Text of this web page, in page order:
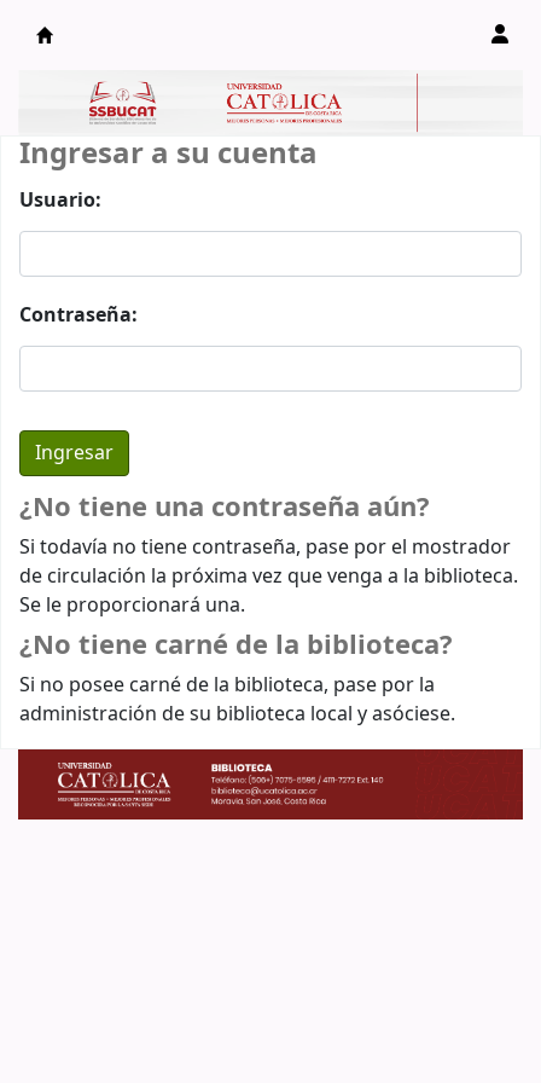
Ingresar a su cuenta
Usuario:
Contraseña:
¿No tiene una contraseña aún?
Si todavía no tiene contraseña, pase por el mostrador
de circulación la próxima vez que venga a la biblioteca.
Se le proporcionará una.
¿No tiene carné de la biblioteca?
Si no posee carné de la biblioteca, pase por la
administración de su biblioteca local y asóciese.